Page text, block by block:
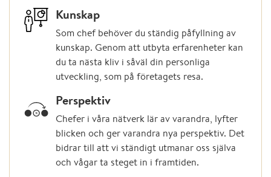
Kunskap
Som chef behöver du ständig påfyllning av
kunskap. Genom att utbyta erfarenheter kan
du ta nästa kliv i såväl din personliga
utveckling, som på företagets resa.
Perspektiv
Chefer i våra nätverk lär av varandra, lyfter
blicken och ger varandra nya perspektiv. Det
bidrar till att vi ständigt utmanar oss själva
och vågar ta steget in i framtiden.